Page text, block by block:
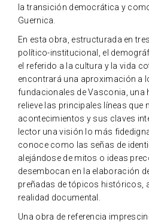
la transición democrática y
Guernica.
En esta obra, estructurada en
político-institucional, el
el referido a la cultura y la vida
encontrará una aproximación a
fundacionales de Vasconia, una
relieve las principales líneas que
acontecimientos y sus claves
lector una visión lo más
conoce como las señas de
alejándose de mitos o ideas
desembocan en la elaboración
preñadas de tópicos históricos,
realidad documental.
Una obra de referencia